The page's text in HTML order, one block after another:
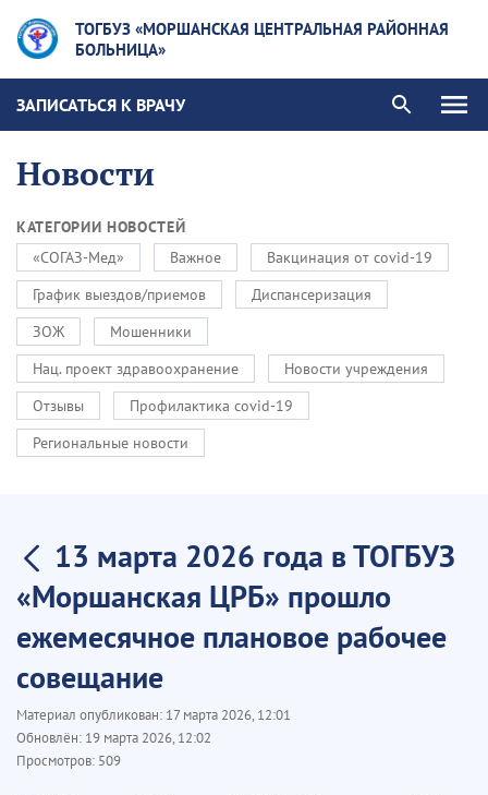
ТОГБУЗ «МОРШАНСКАЯ ЦЕНТРАЛЬНАЯ РАЙОННАЯ
БОЛЬНИЦА»
ЗАПИСАТЬСЯ К ВРАЧУ
Новости
КАТЕГОРИИ НОВОСТЕЙ
«СОГАЗ-Мед»
Важное
Вакцинация от covid-19
График выездов/приемов
Диспансеризация
ЗОЖ
Мошенники
Нац. проект здравоохранение
Новости учреждения
Отзывы
Профилактика covid-19
Региональные новости
13 марта 2026 года в ТОГБУЗ
«Моршанская ЦРБ» прошло
ежемесячное плановое рабочее
совещание ​
Материал опубликован: 17 марта 2026, 12:01
Обновлён: 19 марта 2026, 12:02
Просмотров: 509